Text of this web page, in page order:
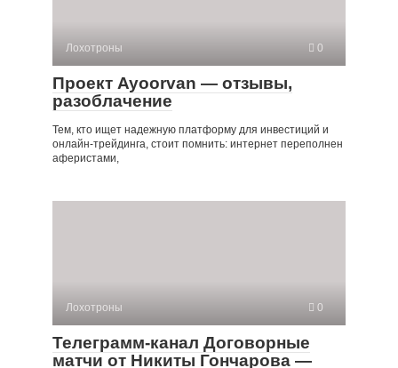
Лохотроны 0
Проект Ayoorvan — отзывы,
разоблачение
Тем, кто ищет надежную платформу для инвестиций и
онлайн-трейдинга, стоит помнить: интернет переполнен
аферистами,
Лохотроны 0
Телеграмм-канал Договорные
матчи от Никиты Гончарова —